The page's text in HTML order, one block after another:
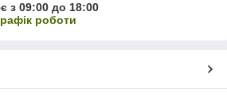
з 09:00 до 18:00
роботи